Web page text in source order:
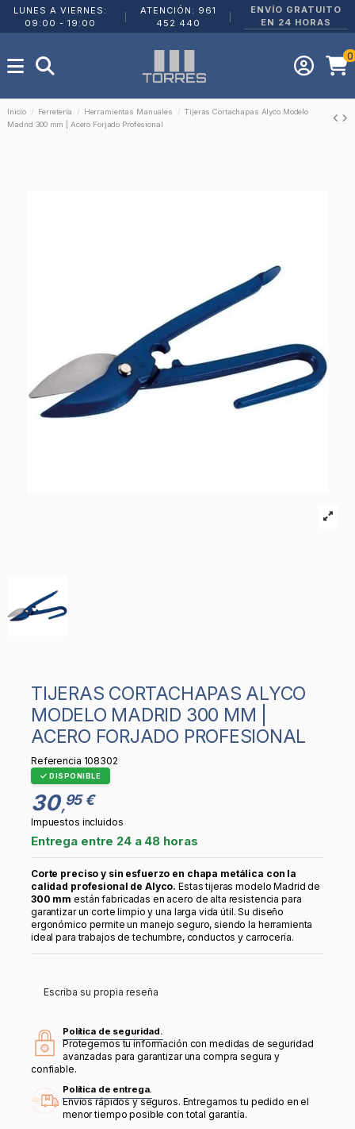
LUNES A VIERNES:
09:00 - 19:00
ATENCIÓN: 961
452 440
ENVÍO GRATUITO
EN 24 HORAS
0
Inicio Ferretería Herramientas Manuales
Tijeras Cortachapas Alyco Modelo
Madrid 300 mm | Acero Forjado Profesional
TIJERAS CORTACHAPAS ALYCO
MODELO MADRID 300 MM |
ACERO FORJADO PROFESIONAL
Referencia 108302
DISPONIBLE
30,95 €
Impuestos incluidos
Entrega entre 24 a 48 horas
Corte preciso y sin esfuerzo en chapa metálica con la
calidad profesional de Alyco. Estas tijeras modelo Madrid de
300 mm están fabricadas en acero de alta resistencia para
garantizar un corte limpio y una larga vida útil. Su diseño
ergonómico permite un manejo seguro, siendo la herramienta
ideal para trabajos de techumbre, conductos y carrocería.
Escriba su propia reseña
Política de seguridad.
Protegemos tu información con medidas de seguridad
avanzadas para garantizar una compra segura y
confiable.
Política de entrega.
Envíos rápidos y seguros. Entregamos tu pedido en el
menor tiempo posible con total garantía.